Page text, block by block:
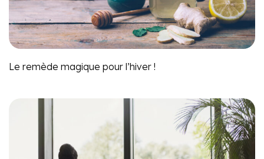
Le remède magique pour l’hiver !